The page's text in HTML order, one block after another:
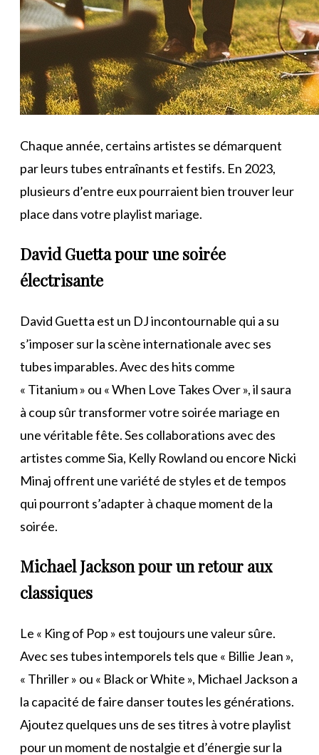
Chaque année, certains artistes se démarquent
par leurs tubes entraînants et festifs. En 2023,
plusieurs d’entre eux pourraient bien trouver leur
place dans votre playlist mariage.
David Guetta pour une soirée
électrisante
David Guetta est un DJ incontournable qui a su
s’imposer sur la scène internationale avec ses
tubes imparables. Avec des hits comme
« Titanium » ou « When Love Takes Over », il saura
à coup sûr transformer votre soirée mariage en
une véritable fête. Ses collaborations avec des
artistes comme Sia, Kelly Rowland ou encore Nicki
Minaj offrent une variété de styles et de tempos
qui pourront s’adapter à chaque moment de la
soirée.
Michael Jackson pour un retour aux
classiques
Le « King of Pop » est toujours une valeur sûre.
Avec ses tubes intemporels tels que « Billie Jean »,
« Thriller » ou « Black or White », Michael Jackson a
la capacité de faire danser toutes les générations.
Ajoutez quelques uns de ses titres à votre playlist
pour un moment de nostalgie et d’énergie sur la